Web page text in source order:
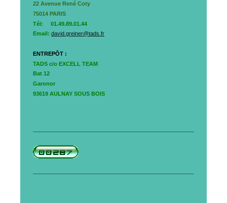
22 Avenue René Coty
75014 PARIS
Tél: 01.49.89.01.44
Email: david.greiner@tads.fr
ENTREPÔT :
TADS c/o EXCELL TEAM
Bat 12
Garonor
93619 AULNAY SOUS BOIS